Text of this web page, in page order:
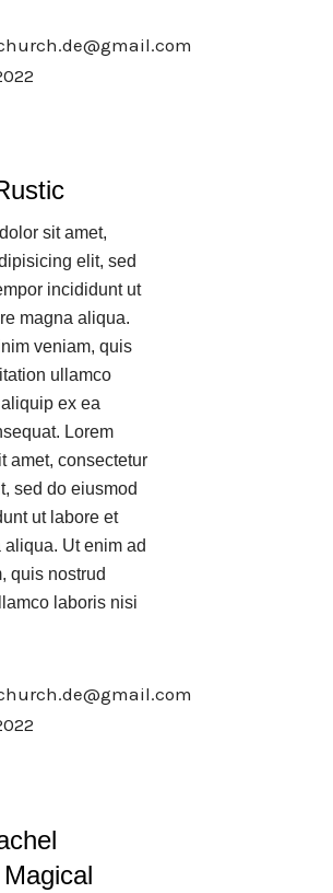
sit amet,
elit, sed
incididunt ut
magna aliqua.
veniam, quis
ullamco
ex ea
Lorem
amet, consectetur
sed do eiusmod
ut labore et
Ut enim ad
quis nostrud
laboris nisi